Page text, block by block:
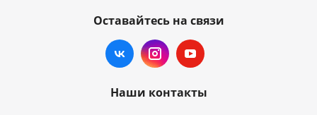
Оставайтесь на связи
Наши контакты